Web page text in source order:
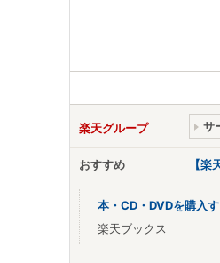
楽天グループ サ
おすすめ 【
本・CD・DVDを購入
楽天ブックス